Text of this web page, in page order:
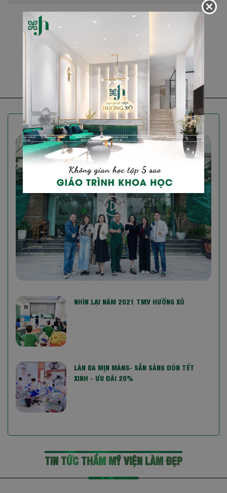
XEM TẤT CẢ
VIDEO DỊCH VỤ TMV HƯỜNG XÔ
NHÌN LẠI NĂM 2021 TMV HƯỜNG XÔ
LÀN DA MỊN MÀNG- SẴN SÀNG ĐÓN TẾT
XINH - ƯU ĐÃI 20%
PHẦN 2- TALK SHOW VỀ " LÀM ĐẸP LÀ
TIN TỨC THẨM MỸ VIỆN LÀM ĐẸP